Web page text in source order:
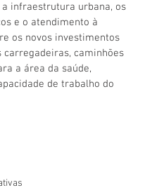
infraestrutura urbana, os
e o atendimento à
os novos investimentos
carregadeiras, caminhões
a área da saúde,
de trabalho do